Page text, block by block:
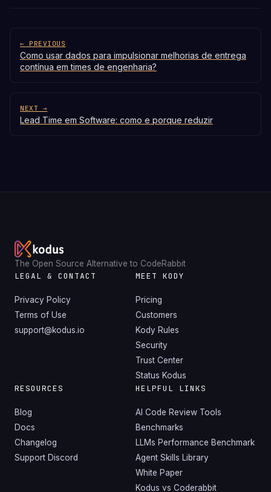
← PREVIOUS
Como usar dados para impulsionar melhorias de entrega
contínua em times de engenharia?
NEXT →
Lead Time em Software: como e porque reduzir
The Open Source Alternative to CodeRabbit
LEGAL & CONTACT
Privacy Policy
Terms of Use
support@kodus.io
MEET KODY
Pricing
Customers
Kody Rules
Security
Trust Center
Status Kodus
RESOURCES
Blog
Docs
Changelog
Support Discord
HELPFUL LINKS
AI Code Review Tools
Benchmarks
LLMs Performance Benchmark
Agent Skills Library
White Paper
Kodus vs Coderabbit